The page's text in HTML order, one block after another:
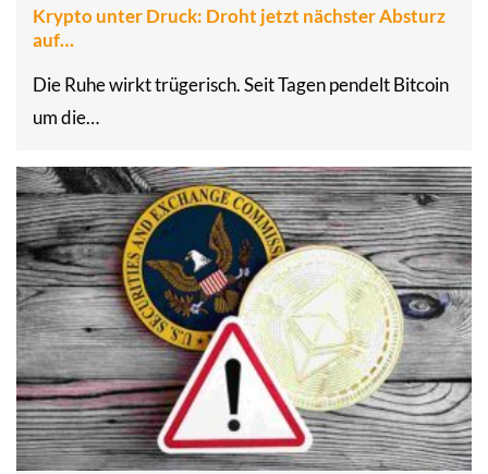
Krypto unter Druck: Droht jetzt nächster Absturz
auf…
Die Ruhe wirkt trügerisch. Seit Tagen pendelt Bitcoin
um die…